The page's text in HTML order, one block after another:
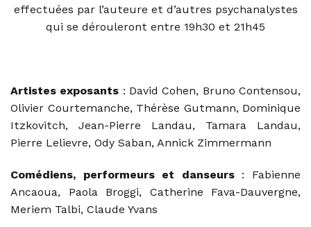
effectuées par l’auteure et d’autres psychanalystes
qui se dérouleront entre 19h30 et 21h45
Artistes exposants : David Cohen, Bruno Contensou,
Olivier Courtemanche, Thérèse Gutmann, Dominique
Itzkovitch, Jean-Pierre Landau, Tamara Landau,
Pierre Lelievre, Ody Saban, Annick Zimmermann
Comédiens, performeurs et danseurs: Fabienne
Ancaoua, Paola Broggi, Catherine Fava-Dauvergne,
Meriem Talbi, Claude Yvans